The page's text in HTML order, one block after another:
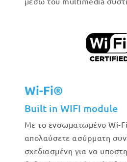
Wi-Fi®
Built in WIFI module
Με το ενσωματωμένο Wi-
απολαύσετε ασύρματη
σχεδιασμένη για να